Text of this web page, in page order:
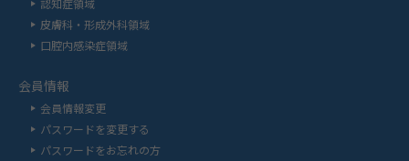
認知症領域
皮膚科・形成外科領域
口腔内感染症領域
会員情報
会員情報変更
パスワードを変更する
パスワードをお忘れの方